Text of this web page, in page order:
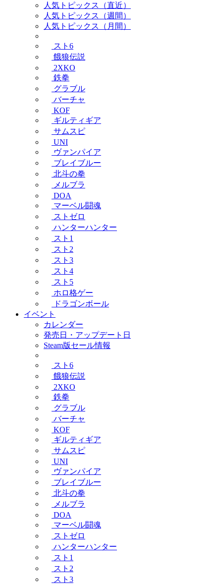
人気トピックス（直近）
人気トピックス（週間）
人気トピックス（月間）
スト6
餓狼伝説
2XKO
鉄拳
グラブル
バーチャ
KOF
ギルティギア
サムスピ
UNI
ヴァンパイア
ブレイブルー
北斗の拳
メルブラ
DOA
マーベル闘魂
ストゼロ
ハンターハンター
スト1
スト2
スト3
スト4
スト5
ホロ格ゲー
ドラゴンボール
イベント
カレンダー
発売日・アップデート日
Steam版セール情報
スト6
餓狼伝説
2XKO
鉄拳
グラブル
バーチャ
KOF
ギルティギア
サムスピ
UNI
ヴァンパイア
ブレイブルー
北斗の拳
メルブラ
DOA
マーベル闘魂
ストゼロ
ハンターハンター
スト1
スト2
スト3